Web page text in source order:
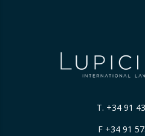
T. +34 91
F +34 91